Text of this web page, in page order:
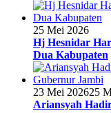
25 Mei 2026
Hj Hesnidar
Dua Kabupaten
23 Mei 202625
Ariansyah